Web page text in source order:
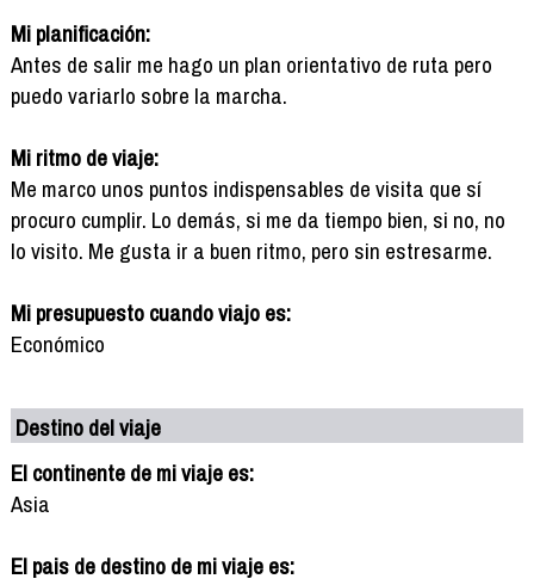
Mi planificación:
Antes de salir me hago un plan orientativo de ruta pero
puedo variarlo sobre la marcha.
Mi ritmo de viaje:
Me marco unos puntos indispensables de visita que sí
procuro cumplir. Lo demás, si me da tiempo bien, si no, no
lo visito. Me gusta ir a buen ritmo, pero sin estresarme.
Mi presupuesto cuando viajo es:
Económico
Destino del viaje
El continente de mi viaje es:
Asia
El pais de destino de mi viaje es: